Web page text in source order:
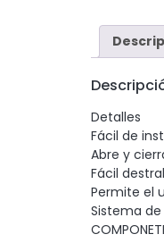
Detalles
Fácil de
Abre y
Fácil
Permite el
Sistema